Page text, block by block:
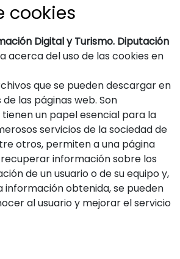
cookies
Digital y Turismo. Diputación
acerca del uso de las cookies en
que se pueden descargar en
las páginas web. Son
un papel esencial para la
servicios de la sociedad de
otros, permiten a una página
información sobre los
de un usuario o de su equipo y,
información obtenida, se pueden
al usuario y mejorar el servicio